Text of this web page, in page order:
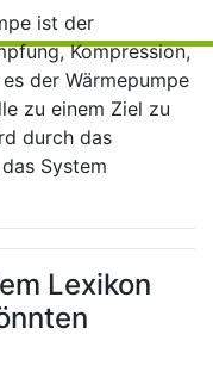
ist der
Kompression,
der Wärmepumpe
zu einem Ziel zu
durch das
System
Lexikon